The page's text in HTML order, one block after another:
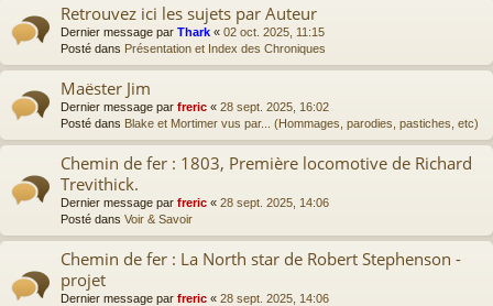
Retrouvez ici les sujets par Auteur
Dernier message par Thark « 02 oct. 2025, 11:15
Posté dans Présentation et Index des Chroniques
Maëster Jim
Dernier message par freric « 28 sept. 2025, 16:02
Posté dans Blake et Mortimer vus par... (Hommages, parodies, pastiches, etc)
Chemin de fer : 1803, Première locomotive de Richard
Trevithick.
Dernier message par freric « 28 sept. 2025, 14:06
Posté dans Voir & Savoir
Chemin de fer : La North star de Robert Stephenson -
projet
Dernier message par freric « 28 sept. 2025, 14:06